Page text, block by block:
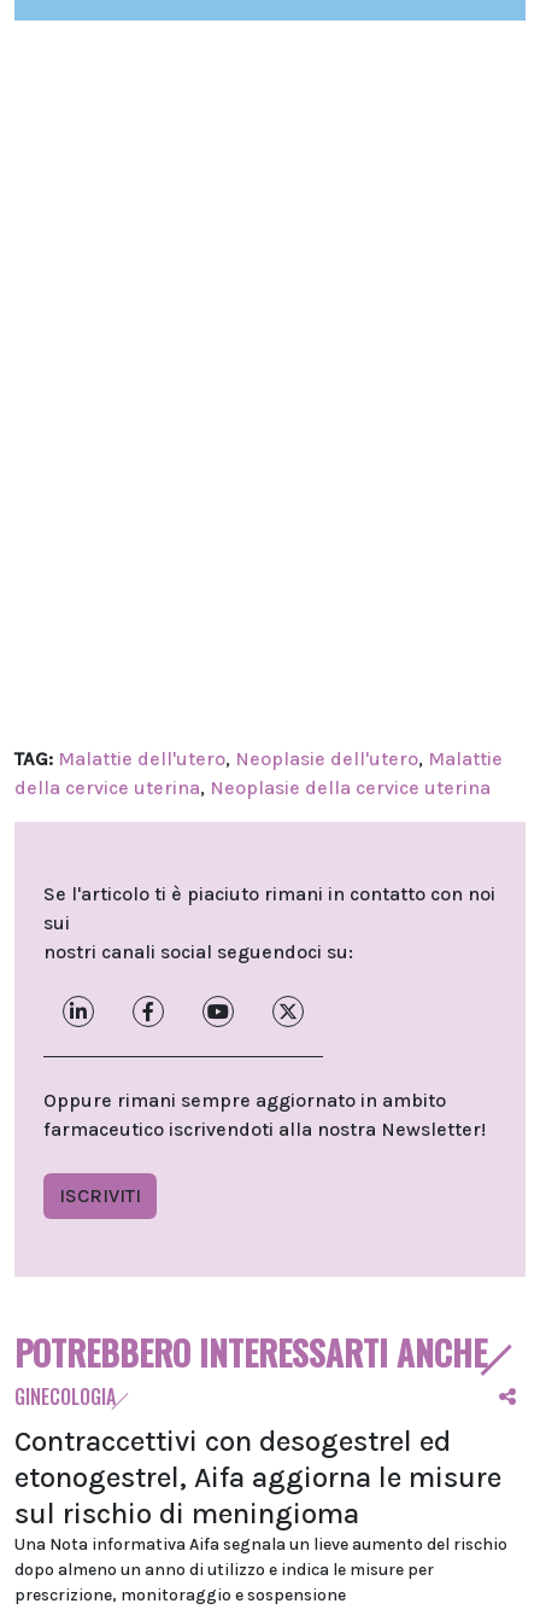
TAG: Malattie dell'utero, Neoplasie dell'utero, Malattie
della cervice uterina, Neoplasie della cervice uterina
Se l'articolo ti è piaciuto rimani in contatto con noi
sui
nostri canali social seguendoci su:
Oppure rimani sempre aggiornato in ambito
farmaceutico iscrivendoti alla nostra Newsletter!
ISCRIVITI
POTREBBERO INTERESSARTI ANCHE
GINECOLOGIA
Contraccettivi con desogestrel ed
etonogestrel, Aifa aggiorna le misure
sul rischio di meningioma
Una Nota informativa Aifa segnala un lieve aumento del rischio
dopo almeno un anno di utilizzo e indica le misure per
prescrizione, monitoraggio e sospensione